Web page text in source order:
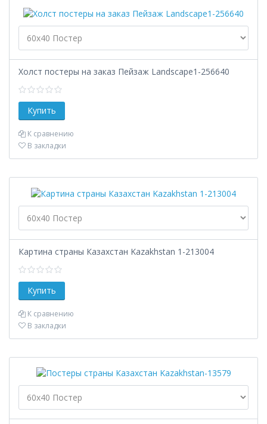
Холст постеры на заказ Пейзаж Landscape1-256640
К сравнению
В закладки
Картина страны Казахстан Kazakhstan 1-213004
К сравнению
В закладки